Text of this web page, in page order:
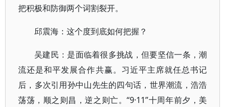
把积极和防御两个词割裂开。
邱震海：这个度到底如何把握？
吴建民：是面临着很多挑战，但要坚信一条，潮
流还是和平发展合作共赢。习近平主席就任总书记
后，多次引用孙中山先生的四句话，世界潮流，浩浩
荡荡，顺之则昌，逆之则亡。“9·11”十周年前夕，美